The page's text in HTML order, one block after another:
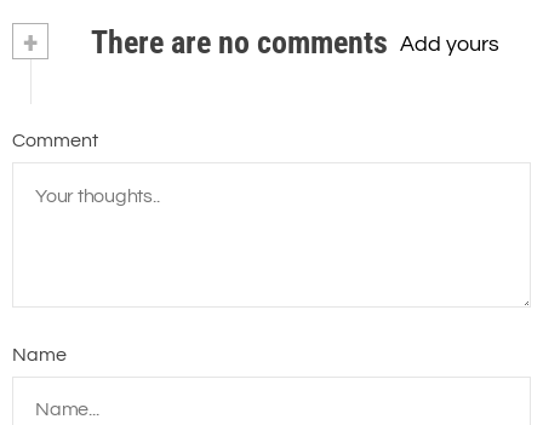
+ There are no comments Add yours
Comment
Name